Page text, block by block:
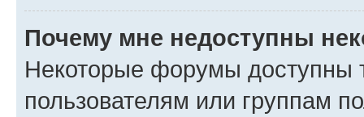
Почему мне недоступны
Некоторые форумы доступны
пользователям или группам